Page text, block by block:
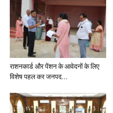
राशनकार्ड और पेंशन के आवेदनों के लिए
विशेष पहल कर जनपद...